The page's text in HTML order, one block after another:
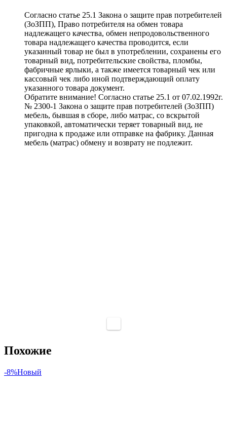
Согласно статье 25.1 Закона о защите прав потребителей
(ЗоЗПП), Право потребителя на обмен товара
надлежащего качества, обмен непродовольственного
товара надлежащего качества проводится, если
указанный товар не был в употреблении, сохранены его
товарный вид, потребительские свойства, пломбы,
фабричные ярлыки, а также имеется товарный чек или
кассовый чек либо иной подтверждающий оплату
указанного товара документ.
Обратите внимание! Согласно статье 25.1 от 07.02.1992г.
№ 2300-1 Закона о защите прав потребителей (ЗоЗПП)
мебель, бывшая в сборе, либо матрас, со вскрытой
упаковкой, автоматически теряет товарный вид, не
пригодна к продаже или отправке на фабрику. Данная
мебель (матрас) обмену и возврату не подлежит.
Похожие
-8%Новый